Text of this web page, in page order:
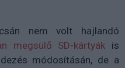
nem volt hajlandó
megsülő SD-kártyák is
módosításán, de a